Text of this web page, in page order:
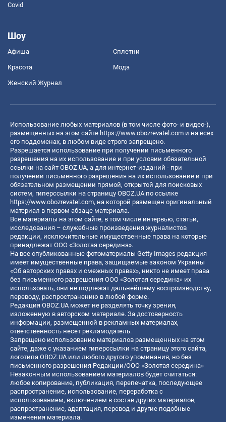
Covid
Шоу
Афиша Сплетни
Красота Мода
Женский Журнал
Использование любых материалов (в том числе фото- и видео-),
размещенных на этом сайте https://www.obozrevatel.com и на всех
его поддоменах, в любом виде строго запрещено.
Разрешается использование при получении письменного
разрешения на их использование и при условии обязательной
ссылки на сайт OBOZ.UA, а для интернет-изданий - при
получении письменного разрешения на их использование и при
обязательном размещении прямой, открытой для поисковых
систем, гиперссылки на страницу OBOZ.UA по ссылке
https://www.obozrevatel.com, на которой размещен оригинальный
материал в первом абзаце материала.
Все материалы на этом сайте, в том числе интервью, статьи,
исследования – служебные произведения журналистов
редакции, исключительные имущественные права на которые
принадлежат ООО «Золотая середина».
На все опубликованные фотоматериалы Getty Images редакция
имеет имущественные права, защищаемые законом Украины
«Об авторских правах и смежных правах», никто не имеет права
без письменного разрешения ООО «Золотая середина» их
использовать, они не подлежат дальнейшему воспроизводству,
переводу, распространению в любой форме.
Редакция OBOZ.UA может не разделять точку зрения,
изложенную в авторском материале. За достоверность
информации, размещенной в рекламных материалах,
ответственность несет рекламодатель.
Запрещено использование материалов размещенных на этом
сайте, даже с указанием гиперссылки на страницу этого сайта,
логотипа OBOZ.UA или любого другого упоминания, но без
письменного разрешения Редакции/ООО «Золотая середина»
Незаконным использованием материалов будет считаться:
любое копирование, публикация, перепечатка, последующее
распространение, использование, переработка с
использованием, включением в состав других материалов,
распространение, адаптация, перевод и другие подобные
изменения материала.